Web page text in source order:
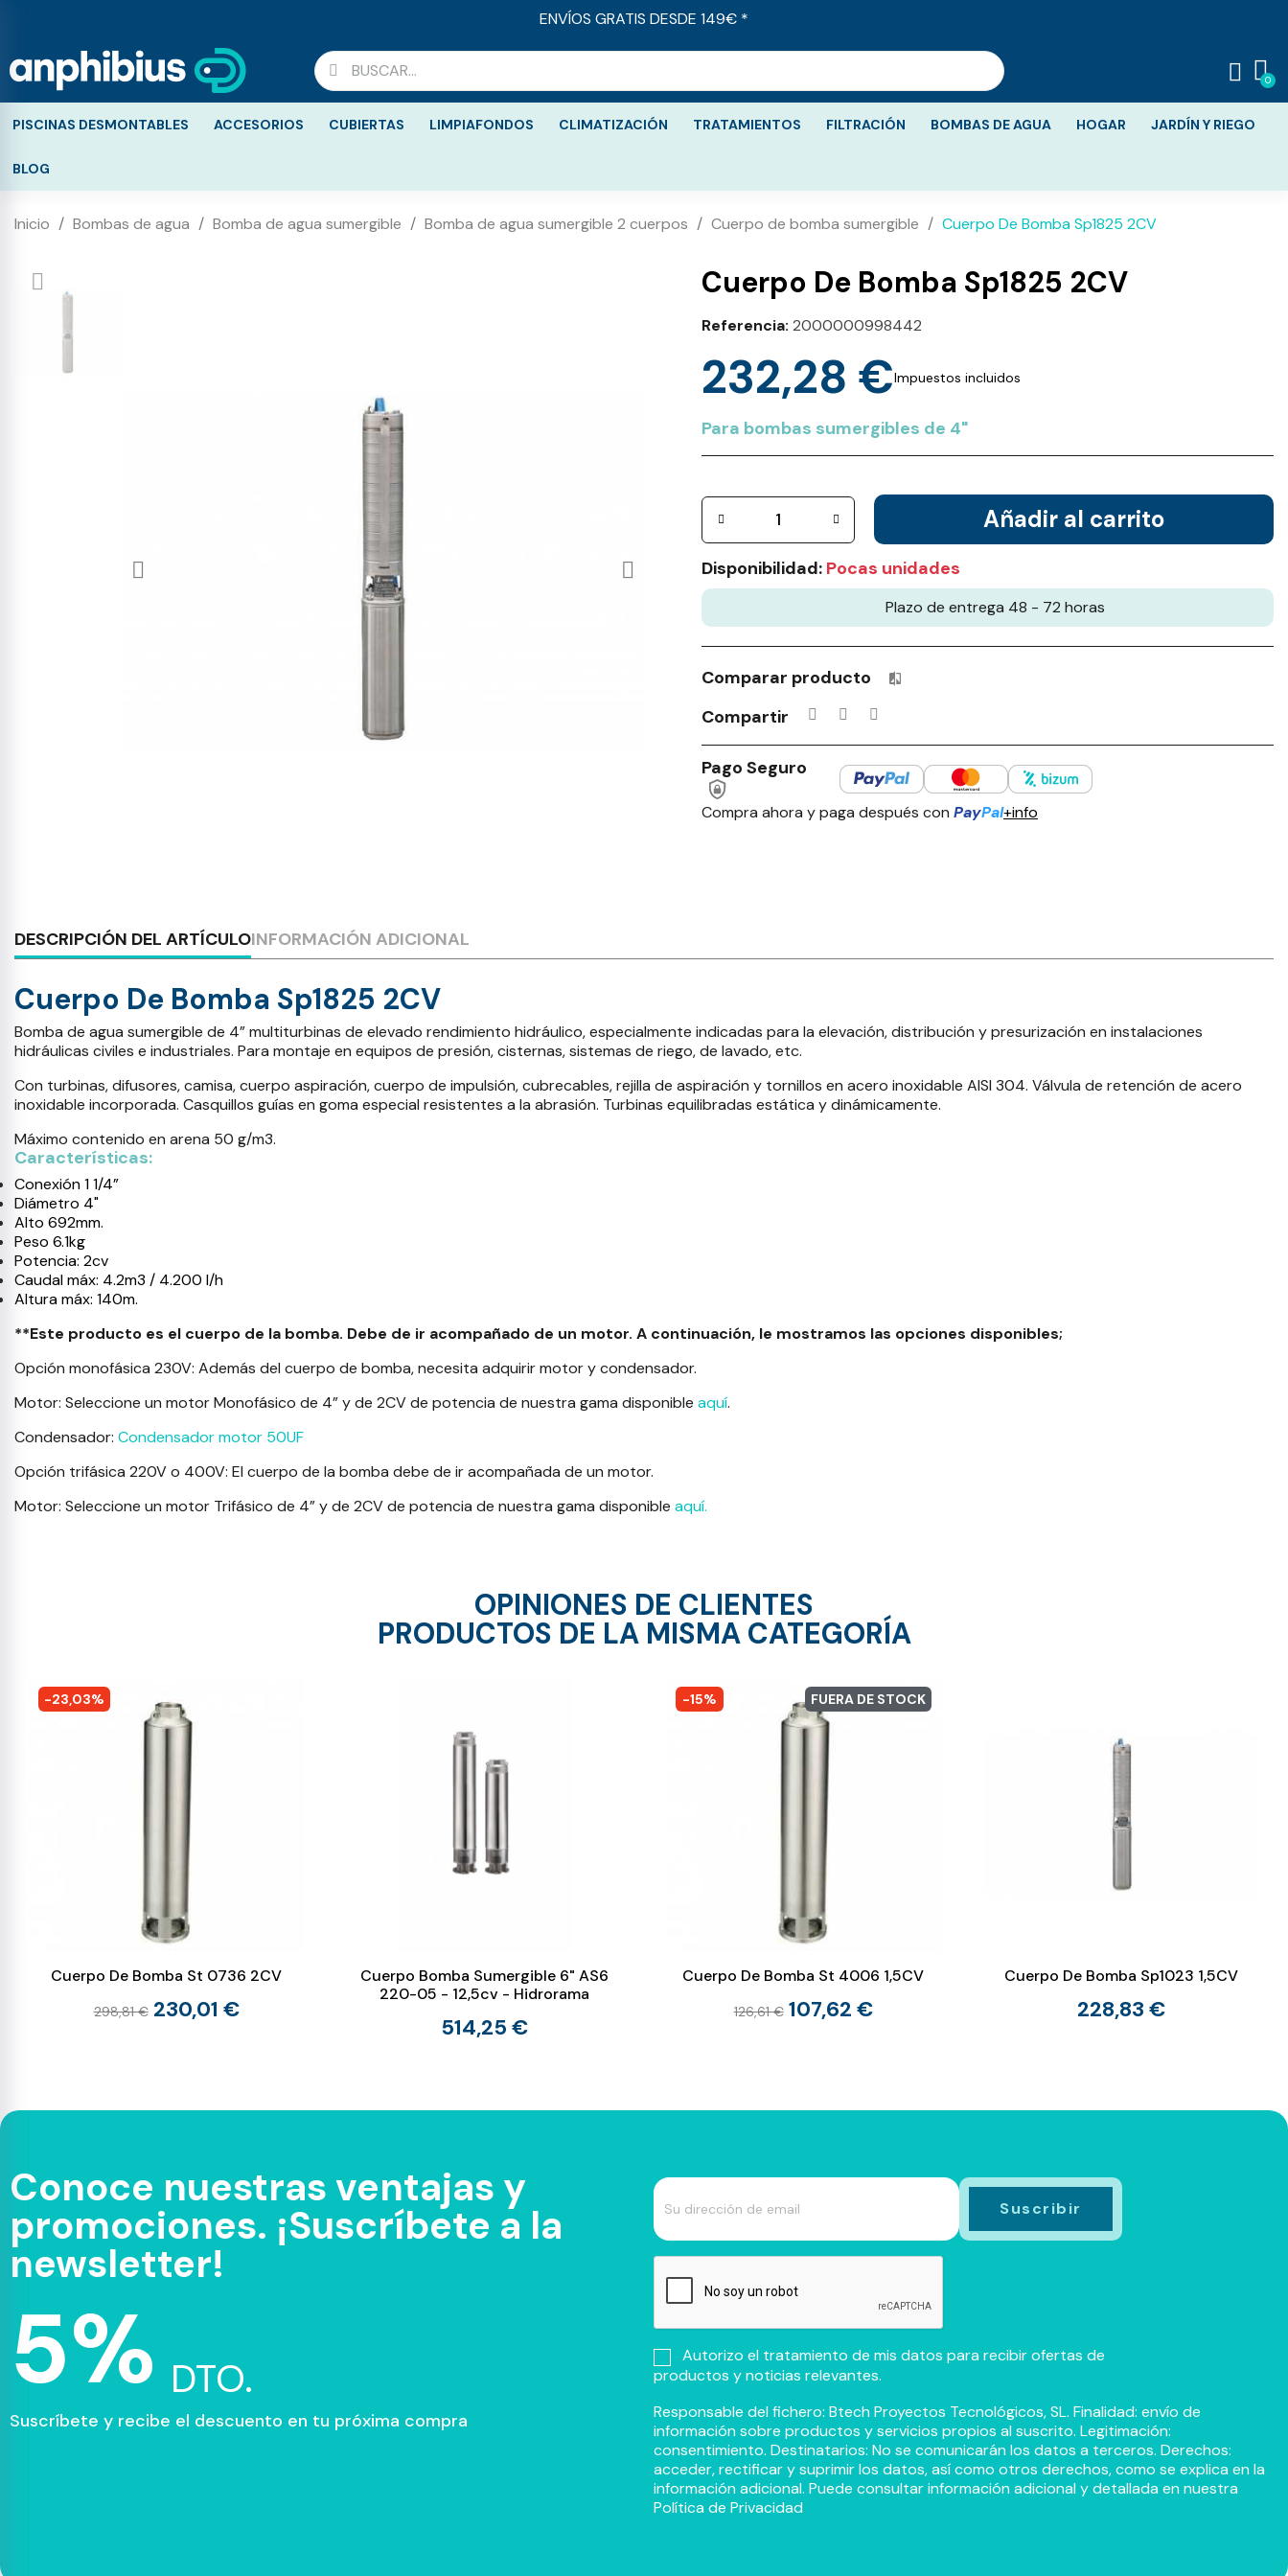
ENVÍOS GRATIS DESDE 149€ *
PISCINAS DESMONTABLES ACCESORIOS CUBIERTAS LIMPIAFONDOS CLIMATIZACIÓN TRATAMIENTOS FILTRACIÓN BOMBAS DE AGUA HOGAR JARDÍN Y RIEGO
BLOG
Inicio Bombas de agua Bomba de agua sumergible Bomba de agua sumergible 2 cuerpos Cuerpo de bomba sumergible Cuerpo De Bomba Sp1825 2CV
Cuerpo De Bomba Sp1825 2CV
Referencia 2000000998442
232,28 €Impuestos incluidos
Para bombas sumergibles de 4"
Añadir al carrito
Disponibilidad: Pocas unidades
Plazo de entrega 48 - 72 horas
Comparar producto Productos incluidos en tu lista de comparación: 0 / 4
Compartir
Pago Seguro
Compra ahora y paga después con PayPal+info
DESCRIPCIÓN DEL ARTÍCULOINFORMACIÓN ADICIONAL
Cuerpo De Bomba Sp1825 2CV
Bomba de agua sumergible de 4” multiturbinas de elevado rendimiento hidráulico, especialmente indicadas para la elevación, distribución y presurización en instalaciones
hidráulicas civiles e industriales. Para montaje en equipos de presión, cisternas, sistemas de riego, de lavado, etc.
Con turbinas, difusores, camisa, cuerpo aspiración, cuerpo de impulsión, cubrecables, rejilla de aspiración y tornillos en acero inoxidable AISI 304. Válvula de retención de acero
inoxidable incorporada. Casquillos guías en goma especial resistentes a la abrasión. Turbinas equilibradas estática y dinámicamente.
Máximo contenido en arena 50 g/m3.
Características:
Conexión 1 1/4”
Diámetro 4"
Alto 692mm.
Peso 6.1kg
Potencia: 2cv
Caudal máx: 4.2m3 / 4.200 l/h
Altura máx: 140m.
**Este producto es el cuerpo de la bomba. Debe de ir acompañado de un motor. A continuación, le mostramos las opciones disponibles;
Opción monofásica 230V: Además del cuerpo de bomba, necesita adquirir motor y condensador.
Motor: Seleccione un motor Monofásico de 4” y de 2CV de potencia de nuestra gama disponible aquí.
Condensador: Condensador motor 50UF
Opción trifásica 220V o 400V: El cuerpo de la bomba debe de ir acompañada de un motor.
Motor: Seleccione un motor Trifásico de 4” y de 2CV de potencia de nuestra gama disponible aquí.
OPINIONES DE CLIENTES
PRODUCTOS DE LA MISMA CATEGORÍA
-23,03%
Cuerpo De Bomba St 0736 2CV
298,81 € 230,01 €
Cuerpo Bomba Sumergible 6" AS6
220-05 - 12,5cv - Hidrorama
514,25 €
-15% FUERA DE STOCK
Cuerpo De Bomba St 4006 1,5CV
126,61 € 107,62 €
Cuerpo De Bomba Sp1023 1,5CV
228,83 €
Conoce nuestras ventajas y
promociones. ¡Suscríbete a la
newsletter!
5% DTO.
Suscríbete y recibe el descuento en tu próxima compra
Autorizo el tratamiento de mis datos para recibir ofertas de
productos y noticias relevantes.
Responsable del fichero: Btech Proyectos Tecnológicos, SL. Finalidad: envío de
información sobre productos y servicios propios al suscrito. Legitimación:
consentimiento. Destinatarios: No se comunicarán los datos a terceros. Derechos:
acceder, rectificar y suprimir los datos, así como otros derechos, como se explica en la
información adicional. Puede consultar información adicional y detallada en nuestra
Política de Privacidad